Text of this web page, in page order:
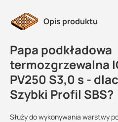
Opis produktu
Papa podkładowa
termozgrzewalna
PV250 S3,0 s -
Szybki Profil SBS?
Służy do wykonywania warstwy